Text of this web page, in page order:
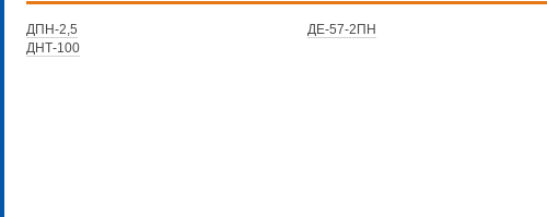
ДПН-2,5
ДНТ-100
ДЕ-57-2ПН